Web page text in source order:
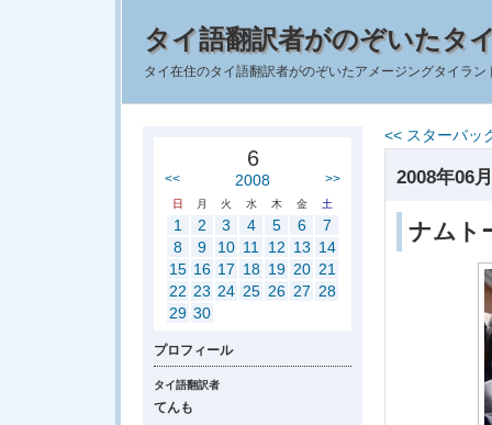
タイ語翻訳者がのぞいたタ
タイ在住のタイ語翻訳者がのぞいたアメージングタイラ
<< スターバッ
2008年06
ナムト
6
<< 2008 >>
日 月 火 水 木 金 土
1 2 3 4 5 6
7
8
9 10 11 12 13 14
15 16 17 18 19 20 21
22 23 24 25 26 27 28
29 30
プロフィール
タイ語翻訳者
てんも